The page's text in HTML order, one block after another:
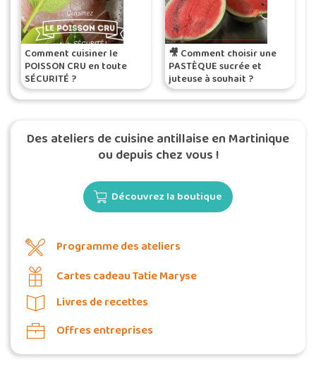
Comment cuisiner le
POISSON CRU en toute
SÉCURITÉ ?
🎥 Comment choisir une
PASTÈQUE sucrée et
juteuse à souhait ?
Des ateliers de cuisine antillaise en Martinique
ou depuis chez vous !
Découvrez la boutique
Programme des ateliers
Cartes cadeau Tatie Maryse
Livres de recettes
Offres entreprises